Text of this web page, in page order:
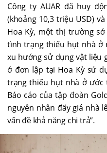
Công ty AUAR đã huy
(khoảng 10,3 triệu USD)
Hoa Kỳ, một thị trường
tình trạng thiếu hụt nhà ở
xu hướng sử dụng vật liệu
ở đơn lập tại Hoa Kỳ sử
trạng thiếu hụt nhà ở ước
Báo cáo của tập đoàn
nguyên nhân đẩy giá nhà
vấn đề khả năng chi trả”.